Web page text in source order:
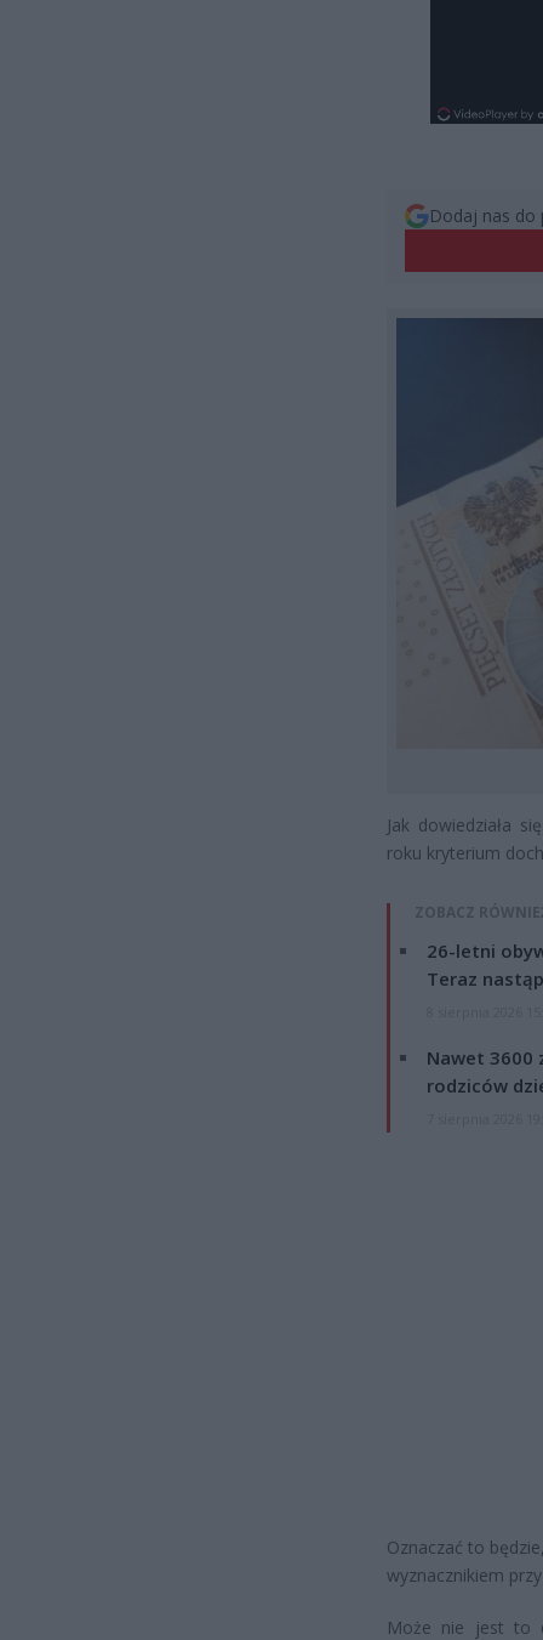
Dodaj nas do
Jak dowiedziała
roku kryterium
ZOBACZ
26-letni
Teraz
Nawet 3600
rodziców
Oznaczać to
wyznacznikiem
Może nie jest to